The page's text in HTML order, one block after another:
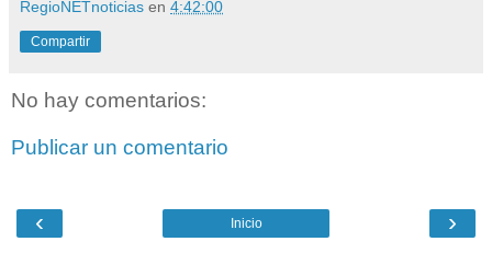
RegioNETnoticias en 4:42:00
Compartir
No hay comentarios:
Publicar un comentario
‹ ›
Inicio